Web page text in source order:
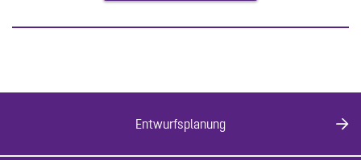
Entwurfsplanung